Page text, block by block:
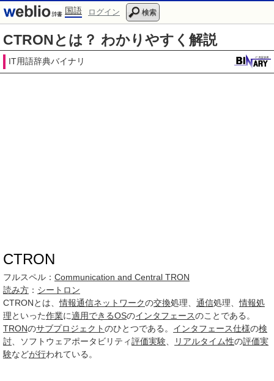
国語 ログイン 検索
CTRONとは？ わかりやすく解説
IT用語辞典バイナリ
CTRON
フルスペル： Communication and Central TRON
読み方 ： シートロン
CTRONとは、情報通信ネットワークの交換処理、 通信処理、情報処
理といった作業に適用できるOSのインタフェースのことである。
TRONのサブプロジェクトのひとつである。 インタフェース仕様の検
討 、ソフトウェアポータビリティ評価実験 リアルタイム性の評価実
験などが行われている。